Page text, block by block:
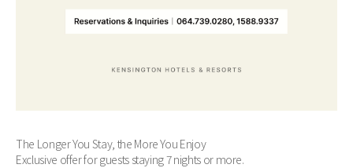
The Longer You Stay, the More You Enjoy
Exclusive offer for guests staying 7 nights or more.